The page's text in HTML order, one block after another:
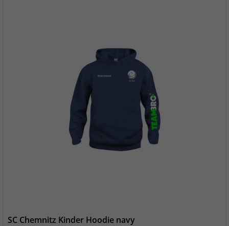
SC Chemnitz Kinder Hoodie navy